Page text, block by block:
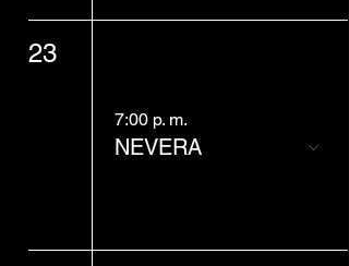
23
7:00 p. m.
NEVERA